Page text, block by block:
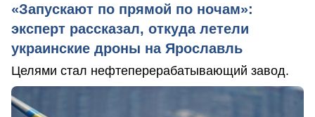
«Запускают по прямой по ночам»:
эксперт рассказал, откуда летели
украинские дроны на Ярославль
Целями стал нефтеперерабатывающий завод.